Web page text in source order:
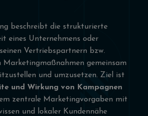
beschreibt die strukturierte
eines Unternehmens oder
Vertriebspartnern bzw.
Marketingmaßnahmen gemeinsam
und umzusetzen. Ziel ist
und Wirkung von Kampagnen
zentrale Marketingvorgaben mit
und lokaler Kundennähe